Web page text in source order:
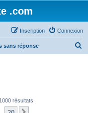
.com
Connexion
Inscription
sans réponse
résultats